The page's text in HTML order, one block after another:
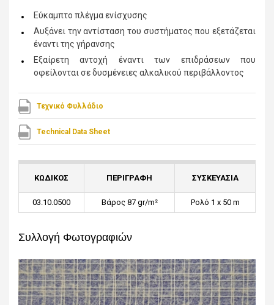
Εύκαμπτο πλέγμα ενίσχυσης
Αυξάνει την αντίσταση του συστήματος που εξετάζεται
έναντι της γήρανσης
Εξαίρετη αντοχή έναντι των επιδράσεων που
οφείλονται σε δυσμένειες αλκαλικού περιβάλλοντος
Τεχνικό Φυλλάδιο
Technical Data Sheet
ΚΩΔΙΚΟΣ ΠΕΡΙΓΡΑΦΗ ΣΥΣΚΕΥΑΣΙΑ
03.10.0500 Βάρος 87 gr/m² Ρολό 1 x 50 m
Συλλογή Φωτογραφιών